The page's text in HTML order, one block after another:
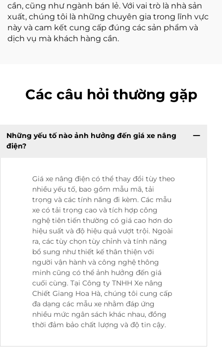
cần, cũng như ngành bán lẻ. Với vai trò là nhà sản
xuất, chúng tôi là những chuyên gia trong lĩnh vực
này và cam kết cung cấp đúng các sản phẩm và
dịch vụ mà khách hàng cần.
Các câu hỏi thường gặp
Những yếu tố nào ảnh hưởng đến giá xe nâng
điện?
Giá xe nâng điện có thể thay đổi tùy theo
nhiều yếu tố, bao gồm mẫu mã, tải
trọng và các tính năng đi kèm. Các mẫu
xe có tải trọng cao và tích hợp công
nghệ tiên tiến thường có giá cao hơn do
hiệu suất và độ hiệu quả vượt trội. Ngoài
ra, các tùy chọn tùy chỉnh và tính năng
bổ sung như thiết kế thân thiện với
người vận hành và công nghệ thông
minh cũng có thể ảnh hưởng đến giá
cuối cùng. Tại Công ty TNHH Xe nâng
Chiết Giang Hoa Hà, chúng tôi cung cấp
đa dạng các mẫu xe nhằm đáp ứng
nhiều mức ngân sách khác nhau, đồng
thời đảm bảo chất lượng và độ tin cậy.